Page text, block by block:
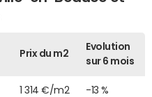
Prix du m2
Evolution
sur 6 mois
1 314 €/m2 -13 %